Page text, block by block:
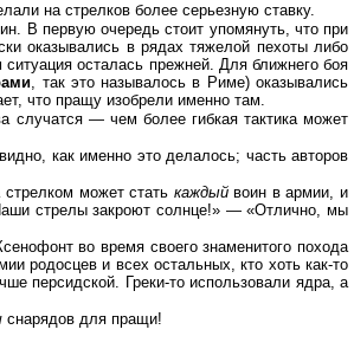
на стрелков более серьезную ставку.
В первую очередь стоит упомянуть, что при
оказывались в рядах тяжелой пехоты либо
осталась прежней. Для ближнего боя
, так это называлось в Риме) оказывались
что пращу изобрели именно там.
случатся — чем более гибкая тактика может
как именно это делалось; часть авторов
может стать каждыйвоин в армии, и
стрелы закроют солнце!» — «Отлично, мы
во время своего знаменитого похода
родосцев и всех остальных, кто хоть как-то
персидской. Греки-то использовали ядра, а
снарядов для пращи!